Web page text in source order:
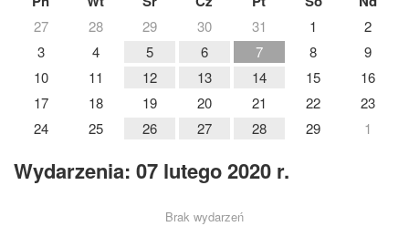
27 28 29 30 31 1
2
3
4 5 6 7 8
9
10
11 12 13 14 15
16
17
18 19 20 21 22
23
24
25 26 27 28 29 1
Wydarzenia: 07 lutego 2020 r.
Brak wydarzeń